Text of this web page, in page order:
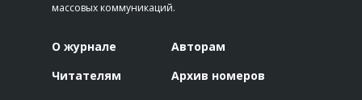
массовых коммуникаций.
О журнале
Авторам
Читателям
Архив номеров